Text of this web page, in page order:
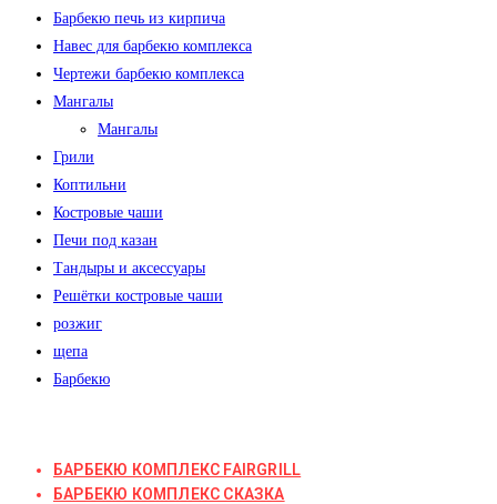
Барбекю печь из кирпича
Навес для барбекю комплекса
Чертежи барбекю комплекса
Мангалы
Мангалы
Грили
Коптильни
Костровые чаши
Печи под казан
Тандыры и аксессуары
Решётки костровые чаши
розжиг
щепа
Барбекю
БАРБЕКЮ КОМПЛЕКС FAIRGRILL
БАРБЕКЮ КОМПЛЕКС СКАЗКА